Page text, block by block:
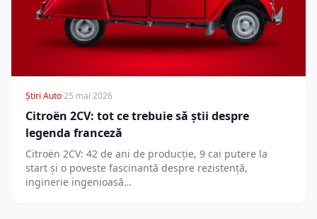
Știri Auto·25 mai 2026
Citroën 2CV: tot ce trebuie să știi despre
legenda franceză
Citroën 2CV: 42 de ani de producție, 9 cai putere la
start și o poveste fascinantă despre rezistență,
inginerie ingenioasă…